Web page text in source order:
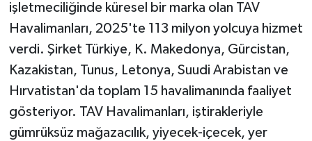
işletmeciliğinde küresel bir marka olan TAV
Havalimanları, 2025'te 113 milyon yolcuya hizmet
verdi. Şirket Türkiye, K. Makedonya, Gürcistan,
Kazakistan, Tunus, Letonya, Suudi Arabistan ve
Hırvatistan'da toplam 15 havalimanında faaliyet
gösteriyor. TAV Havalimanları, iştirakleriyle
gümrüksüz mağazacılık, yiyecek-içecek, yer